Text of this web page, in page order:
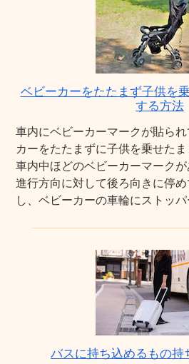
ベビーカーをたたまず子供を
する方法
車内にベビーカーマークが貼ら
カーをたたまずに子供を乗せたま
車内中ほどのベビーカーマーク
進行方向に対して後ろ向きに停
し、ベビーカーの車輪にストッパ
バスに持ち込めるもの持